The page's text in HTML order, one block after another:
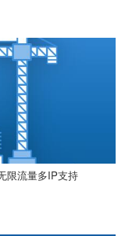
限流量多IP支持